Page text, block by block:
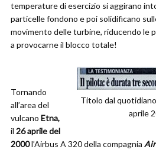
temperature di esercizio si aggirano
particelle fondono e poi solidificano
movimento delle turbine, riducendo le
a provocarne il blocco totale!
Titolo dal
aprile
Tornando
all’area del
vulcano Etna,
il 26 aprile del
2000l’Airbus A 320 della compagnia